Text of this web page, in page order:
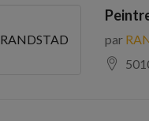
RANDSTAD par